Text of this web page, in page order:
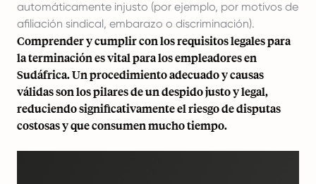
automáticamente injusto (por ejemplo, por motivos de
afiliación sindical, embarazo o discriminación).
Comprender y cumplir con los requisitos legales para
la terminación es vital para los empleadores en
Sudáfrica. Un procedimiento adecuado y causas
válidas son los pilares de un despido justo y legal,
reduciendo significativamente el riesgo de disputas
costosas y que consumen mucho tiempo.